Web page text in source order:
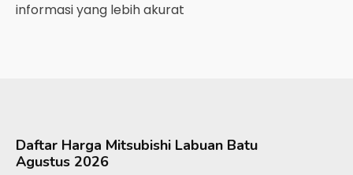
informasi yang lebih akurat
Daftar Harga Mitsubishi Labuan Batu
Agustus 2026